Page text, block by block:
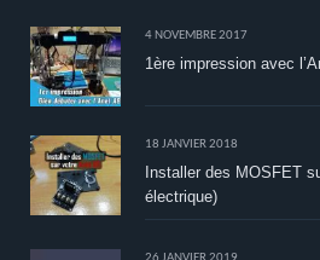
4 NOVEMBRE 2017
1ère impression avec
18 JANVIER 2018
Installer des MOSFET
électrique)